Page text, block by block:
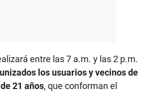
entre las 7 a.m. y las 2 p.m.
los usuarios y vecinos de
21 años, que conforman el